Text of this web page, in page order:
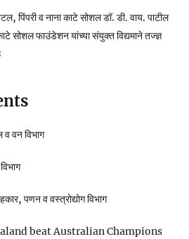
पिंपरी व नाना काटे सोशल डॉ. डी. वाय. पाटील
सोशल फाउंडेशन यांच्या संयुक्त विद्यमाने तज्ज्ञ
वन विभाग
पणन व वस्‍त्रोद्योग विभाग
beat Australian Champions